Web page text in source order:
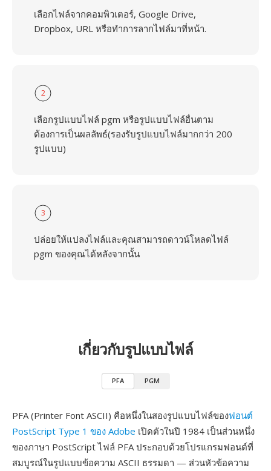
เลือกไฟล์จากคอมพิวเตอร์, Google Drive,
Dropbox, URL หรือทำการลากไฟล์มาที่หน้า.
2
เลือกรูปแบบไฟล์ pgm หรือรูปแบบไฟล์อื่นตาม
ต้องการเป็นผลลัพธ์(รองรับรูปแบบไฟล์มากกว่า 200
รูปแบบ)
3
ปล่อยให้แปลงไฟล์และคุณสามารถดาวน์โหลดไฟล์
pgm ของคุณได้หลังจากนั้น
เกี่ยวกับรูปแบบไฟล์
PFA PGM
PFA (Printer Font ASCII) คือหนึ่งในสองรูปแบบไฟล์ของฟอนต์
PostScript Type 1 ของ Adobe เปิดตัวในปี 1984 เป็นส่วนหนึ่ง
ของภาษา PostScript ไฟล์ PFA ประกอบด้วยโปรแกรมฟอนต์ที่
สมบูรณ์ในรูปแบบข้อความ ASCII ธรรมดา — ส่วนหัวข้อความ